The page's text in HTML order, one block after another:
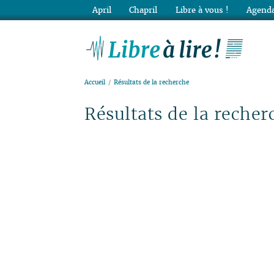
Accueil Résultats de la recherche
Résultats de la
April Chapril Libre à vous !